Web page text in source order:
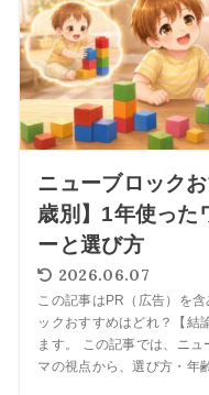
ニューブロック
歳別】1年使った
ーと選び方
2026.06.07
この記事はPR（広告）を
ックおすすめはどれ？【結
ます。 この記事では、ニ
マの視点から、選び方・年